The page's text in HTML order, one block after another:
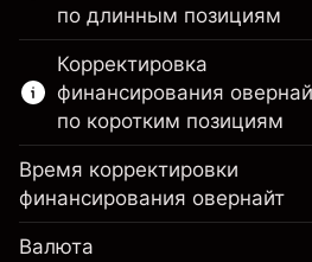
Подробнее о:
CFD
по длинным позициям
Маржа. Ваши
инвестиции
Корректировка
финансирования
по коротким позициям
Время корректировки
финансирования овернайт
Валюта